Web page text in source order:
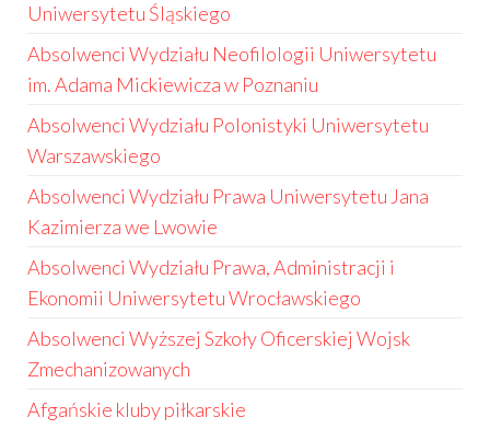
Uniwersytetu Śląskiego
Absolwenci Wydziału Neofilologii Uniwersytetu
im. Adama Mickiewicza w Poznaniu
Absolwenci Wydziału Polonistyki Uniwersytetu
Warszawskiego
Absolwenci Wydziału Prawa Uniwersytetu Jana
Kazimierza we Lwowie
Absolwenci Wydziału Prawa, Administracji i
Ekonomii Uniwersytetu Wrocławskiego
Absolwenci Wyższej Szkoły Oficerskiej Wojsk
Zmechanizowanych
Afgańskie kluby piłkarskie